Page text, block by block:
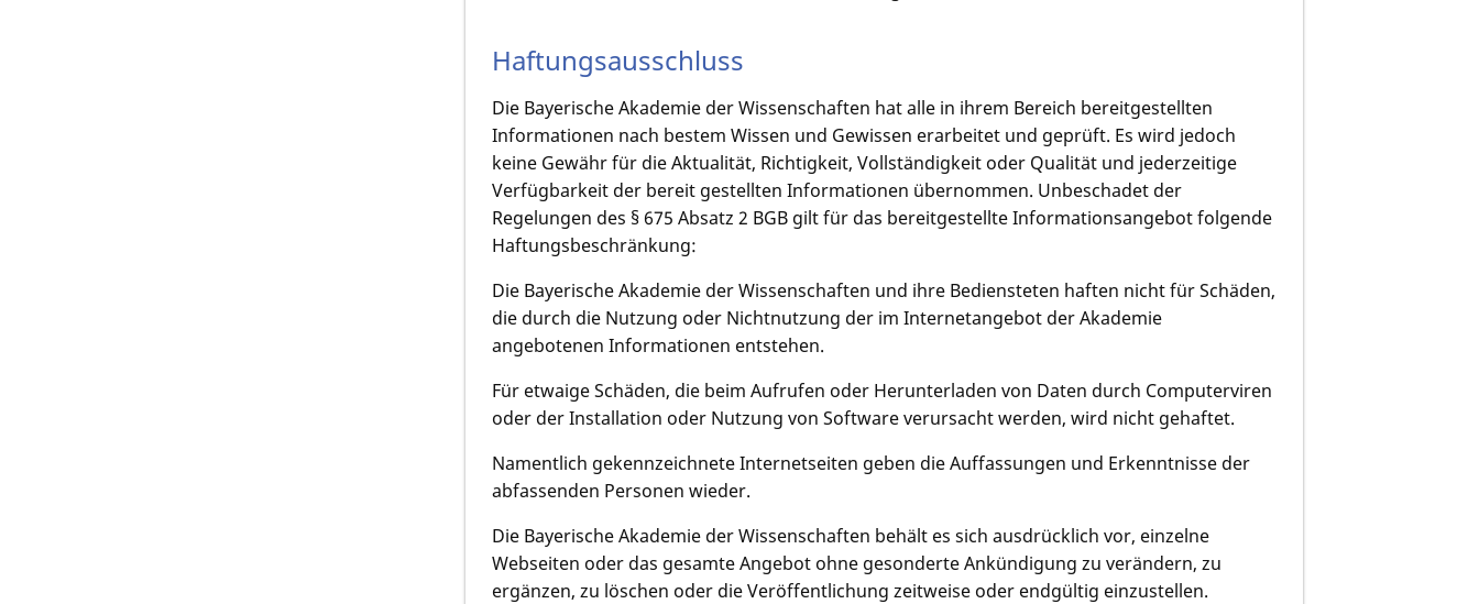
Haftungsausschluss
Die Bayerische Akademie der Wissenschaften hat alle in ihrem Bereich bereitgestellten
Informationen nach bestem Wissen und Gewissen erarbeitet und geprüft. Es wird jedoch
keine Gewähr für die Aktualität, Richtigkeit, Vollständigkeit oder Qualität und jederzeitige
Verfügbarkeit der bereit gestellten Informationen übernommen. Unbeschadet der
Regelungen des § 675 Absatz 2 BGB gilt für das bereitgestellte Informationsangebot folgende
Haftungsbeschränkung:
Die Bayerische Akademie der Wissenschaften und ihre Bediensteten haften nicht für Schäden,
die durch die Nutzung oder Nichtnutzung der im Internetangebot der Akademie
angebotenen Informationen entstehen.
Für etwaige Schäden, die beim Aufrufen oder Herunterladen von Daten durch Computerviren
oder der Installation oder Nutzung von Software verursacht werden, wird nicht gehaftet.
Namentlich gekennzeichnete Internetseiten geben die Auffassungen und Erkenntnisse der
abfassenden Personen wieder.
Die Bayerische Akademie der Wissenschaften behält es sich ausdrücklich vor, einzelne
Webseiten oder das gesamte Angebot ohne gesonderte Ankündigung zu verändern, zu
ergänzen, zu löschen oder die Veröffentlichung zeitweise oder endgültig einzustellen.